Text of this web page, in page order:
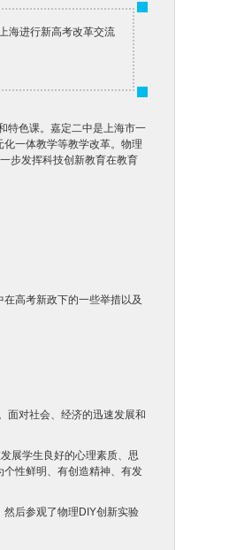
海进行新高考改革交流
特色课。嘉定二中是上海市一
一体教学等教学改革。物理
步发挥科技创新教育在教育
高考新政下的一些举措以及
面对社会、经济的迅速发展和
展学生良好的心理素质、思
性鲜明、有创造精神、有发
后参观了物理DIY创新实验